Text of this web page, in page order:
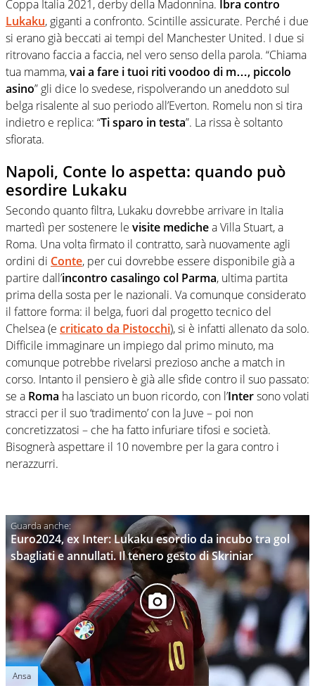
Coppa Italia 2021, derby della Madonnina. Ibra contro
Lukaku, giganti a confronto. Scintille assicurate. Perché i due
si erano già beccati ai tempi del Manchester United. I due si
ritrovano faccia a faccia, nel vero senso della parola. “Chiama
tua mamma,vai a fare i tuoi riti voodoo di m…, piccolo
asino” gli dice lo svedese, rispolverando un aneddoto sul
belga risalente al suo periodo all’Everton. Romelu non si tira
indietro e replica: “Ti sparo in testa”. La rissa è soltanto
sfiorata.
Napoli, Conte lo aspetta: quando può
esordire Lukaku
Secondo quanto filtra, Lukaku dovrebbe arrivare in Italia
martedì per sostenere le visite medichea Villa Stuart, a
Roma. Una volta firmato il contratto, sarà nuovamente agli
ordini di Conte, per cui dovrebbe essere disponibile già a
partire dall’incontro casalingo col Parma, ultima partita
prima della sosta per le nazionali. Va comunque considerato
il fattore forma: il belga, fuori dal progetto tecnico del
Chelsea (e criticato da Pistocchi), si è infatti allenato da solo.
Difficile immaginare un impiego dal primo minuto, ma
comunque potrebbe rivelarsi prezioso anche a match in
corso. Intanto il pensiero è già alle sfide contro il suo passato:
se a Roma ha lasciato un buon ricordo, con l’Intersono volati
stracci per il suo ‘tradimento’ con la Juve – poi non
concretizzatosi – che ha fatto infuriare tifosi e società.
Bisognerà aspettare il 10 novembre per la gara contro i
nerazzurri.
Euro2024, ex Inter: Lukaku esordio da incubo tra gol
sbagliati e annullati. Il tenero gesto di Skriniar
Ansa